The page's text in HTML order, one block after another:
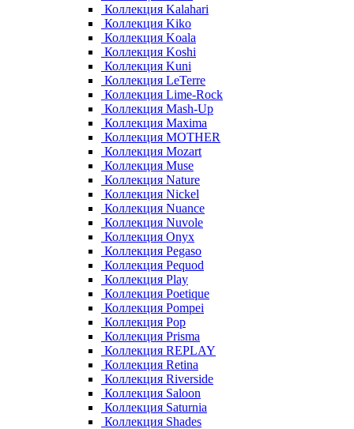
Коллекция Kalahari
Коллекция Kiko
Коллекция Koala
Коллекция Koshi
Коллекция Kuni
Коллекция LeTerre
Коллекция Lime-Rock
Коллекция Mash-Up
Коллекция Maxima
Коллекция MOTHER
Коллекция Mozart
Коллекция Muse
Коллекция Nature
Коллекция Nickel
Коллекция Nuance
Коллекция Nuvole
Коллекция Onyx
Коллекция Pegaso
Коллекция Pequod
Коллекция Play
Коллекция Poetique
Коллекция Pompei
Коллекция Pop
Коллекция Prisma
Коллекция REPLAY
Коллекция Retina
Коллекция Riverside
Коллекция Saloon
Коллекция Saturnia
Коллекция Shades